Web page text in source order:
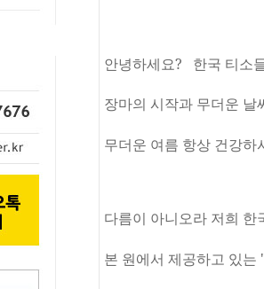
안녕하세요? 한국 티소
장마의 시작과 무더운
무더운 여름 항상 건강하
다름이 아니오라 저희
본 원에서 제공하고 있는